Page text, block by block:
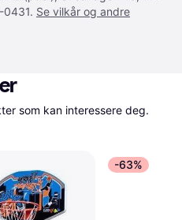
0431. Se vilkår og andre
-63%